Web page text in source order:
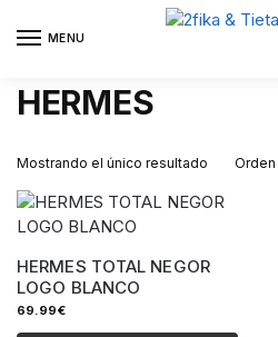
MENU
HERMES
Mostrando el único resultado
HERMES TOTAL NEGOR
LOGO BLANCO
69.99€